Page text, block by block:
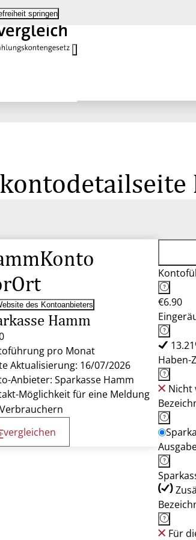
springen
des Kontoanbieters
Hamm
pro Monat
Aktualisierung: 16/07/2026
Anbieter: Sparkasse Hamm
Möglichkeit für eine Meldung
vergleichen
€6.90
Haben-
Nicht
Für